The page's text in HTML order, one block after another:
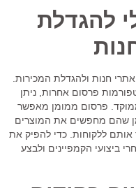
להגדלת
חנות ולהגדלת המכירות.
פרסום אחרות, ניתן
פרסום ממומן מאפשר
שהם מחפשים את המוצרים
אותם ללקוחות. כדי להפיק את
ביצועי הקמפיינים ולבצע